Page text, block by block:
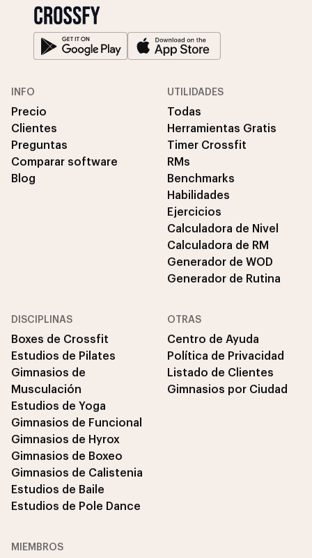
INFO
Precio
Clientes
Preguntas
Comparar software
Blog
UTILIDADES
Todas
Herramientas Gratis
Timer Crossfit
RMs
Benchmarks
Habilidades
Ejercicios
Calculadora de Nivel
Calculadora de RM
Generador de WOD
Generador de Rutina
DISCIPLINAS
Boxes de Crossfit
Estudios de Pilates
Gimnasios de
Musculación
Estudios de Yoga
Gimnasios de Funcional
Gimnasios de Hyrox
Gimnasios de Boxeo
Gimnasios de Calistenia
Estudios de Baile
Estudios de Pole Dance
OTRAS
Centro de Ayuda
Política de Privacidad
Listado de Clientes
Gimnasios por Ciudad
MIEMBROS